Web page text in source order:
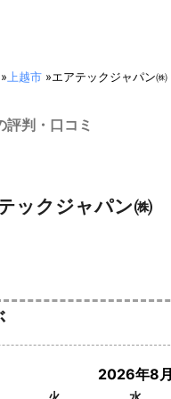
» 上越市 »エアテックジャパン㈱
評判・口コミ
ックジャパン㈱
2026年8月